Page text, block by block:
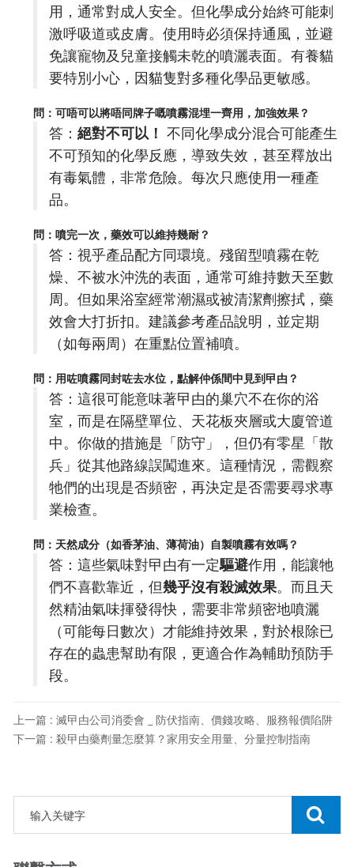
用，通常對成人安全。但化學成分始終可能刺
激呼吸道或皮膚。使用時必須保持通風，並避
免讓寵物及兒童接觸未乾的噴灑表面。有養貓
要特別小心，因貓隻對多種化學品更敏感。
問：可唔可以將唔同牌子嘅噴霧混埋一齊用，加強效果？
答：絕對不可以！ ​ 不同化學成分混合可能產生
不可預知的化學反應，導致失效，甚至釋放出
有毒氣體，非常危險。每次只應使用一種產
品。
問：噴完一次，藥效可以維持幾耐？
答：視乎產品配方同環境。殘留型噴霧在乾
燥、不被水沖洗的表面，通常可維持數天至數
周。但如果浴室經常潮濕或被清潔劑擦拭，藥
效會大打折扣。建議參考產品說明，並定期
（如每兩周）在重點位置補噴。
問：用咗噴霧同封咗去水位，點解仲係間中見到曱甴？
答：這很可能意味著曱甴的巢穴不在你的浴
室，而是在隔壁單位、天花板夾層或大廈管道
中。你做的措施是「防守」，但仍有零星「散
兵」從其他路線誤闖進來。這種情況，需觀察
牠們的出現是否頻密，再決定是否需要尋求專
業檢查。
問：天然成分（如香茅油、薄荷油）自製噴霧有效嗎？
答：這些氣味對曱甴有一定驅避作用，能讓牠
們不喜歡靠近，但幾乎沒有殺滅效果。而且天
然精油氣味揮發得快，需要非常頻密地噴灑
（可能每日數次）才能維持效果，對於根除已
存在的蟲患幫助有限，更適合作為輔助預防手
段。
上一篇 : 滅曱甴公司消委會 _ 防伏指南、價錢攻略、服務報價陷阱
下一篇 : 殺曱甴藥劑量怎麼算？家用安全用量、分量控制指南